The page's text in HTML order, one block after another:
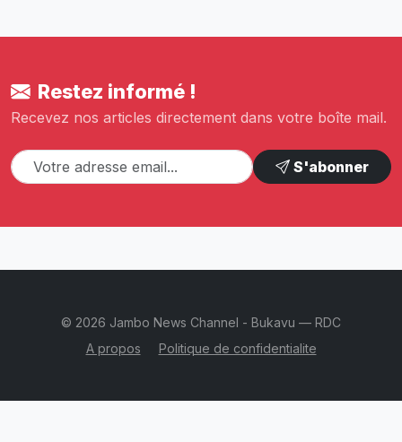
Restez informé !
Recevez nos articles directement dans votre boîte mail.
S'abonner
© 2026 Jambo News Channel - Bukavu — RDC
A propos
Politique de confidentialite